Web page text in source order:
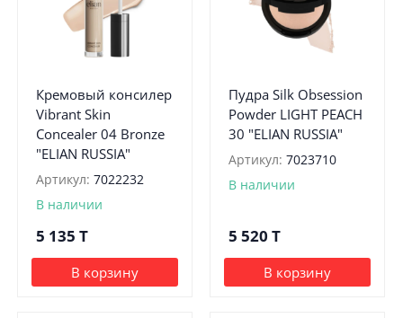
Кремовый консилер
Vibrant Skin
Concealer 04 Bronze
"ELIAN RUSSIA"
Артикул: 7022232
В наличии
5 135 T
В корзину
Пудра Silk Obsession
Powder LIGHT PEACH
30 "ELIAN RUSSIA"
Артикул: 7023710
В наличии
5 520 T
В корзину